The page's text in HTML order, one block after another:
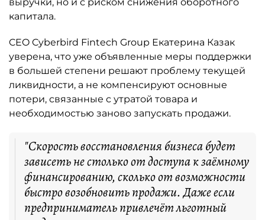
капитала.
CEO Cyberbird Fintech Group Екатерина Казак
уверена, что уже объявленные меры поддержки
в большей степени решают проблему текущей
ликвидности, а не компенсируют основные
потери, связанные с утратой товара и
необходимостью заново запускать продажи.
"Скорость восстановления бизнеса будет
зависеть не столько от доступа к заёмному
финансированию, сколько от возможности
быстро возобновить продажи. Даже если
предприниматель привлечёт льготный